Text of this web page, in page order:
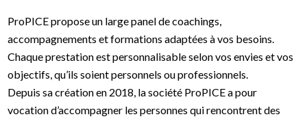
ProPICE propose un large panel de coachings,
accompagnements et formations adaptées à vos besoins.
Chaque prestation est personnalisable selon vos envies et vos
objectifs, qu’ils soient personnels ou professionnels.
Depuis sa création en 2018, la société ProPICE a pour
vocation d’accompagner les personnes qui rencontrent des